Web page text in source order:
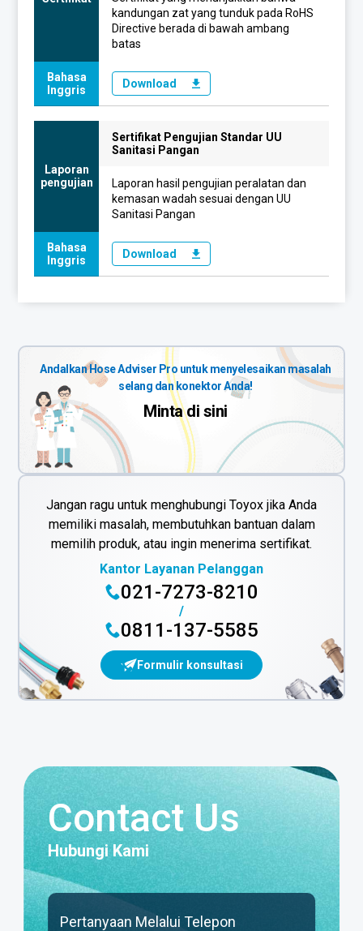
kandungan zat yang tunduk pada RoHS
Directive berada di bawah ambang
batas
Bahasa
Inggris
Download
Laporan
pengujian
Sertifikat Pengujian Standar UU
Sanitasi Pangan
Laporan hasil pengujian peralatan dan
kemasan wadah sesuai dengan UU
Sanitasi Pangan
Bahasa
Inggris
Download
Andalkan Hose Adviser Pro untuk menyelesaikan masalah
selang dan konektor Anda!
Minta di sini
Jangan ragu untuk menghubungi Toyox jika Anda
memiliki masalah, membutuhkan bantuan dalam
memilih produk, atau ingin menerima sertifikat.
Kantor Layanan Pelanggan
021-7273-8210
/
0811-137-5585
Formulir konsultasi
Contact Us
Hubungi Kami
Pertanyaan Melalui Telepon